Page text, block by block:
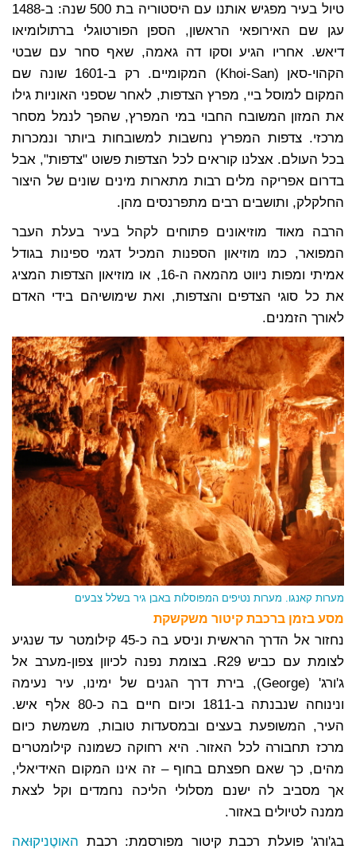
טיול בעיר מפגיש אותנו עם היסטוריה בת 500 שנה: ב-1488
עגן שם האירופאי הראשון, הספן הפורטוגלי ברתולומיאו
דיאש. אחריו הגיע וסקו דה גאמה, שאף סחר עם שבטי
הקהוי-סאן (Khoi-San) המקומיים. רק ב-1601 שונה שם
המקום למוסל ביי, מפרץ הצדפות, לאחר שספני האוניות גילו
את המזון המשובח החבוי במי המפרץ, שהפך לנמל מסחר
מרכזי. צדפות המפרץ נחשבות למשובחות ביותר ונמכרות
בכל העולם. אצלנו קוראים לכל הצדפות פשוט "צדפות", אבל
בדרום אפריקה מלים רבות מתארות מינים שונים של היצור
החלקלק, ותושבים רבים מתפרנסים מהן.
הרבה מאוד מוזיאונים פתוחים לקהל בעיר בעלת העבר
המפואר, כמו מוזיאון הספנות המכיל דגמי ספינות בגודל
אמיתי ומפות ניווט מהמאה ה-16, או מוזיאון הצדפות המציג
את כל סוגי הצדפים והצדפות, ואת שימושיהם בידי האדם
לאורך הזמנים.
מערות קאנגו. מערות נטיפים המפוסלות באבן גיר בשלל צבעים
מסע בזמן ברכבת קיטור משקשקת
נחזור אל הדרך הראשית וניסע בה כ-45 קילומטר עד שנגיע
לצומת עם כביש R29. בצומת נפנה לכיוון צפון-מערב אל
ג'ורג' (George), בירת דרך הגנים של ימינו, עיר נעימה
ונינוחה שנבנתה ב-1811 וכיום חיים בה כ-80 אלף איש.
העיר, המשופעת בעצים ובמסעדות טובות, משמשת כיום
מרכז תחבורה לכל האזור. היא רחוקה כשמונה קילומטרים
מהים, כך שאם חפצתם בחוף – זה אינו המקום האידיאלי,
אך מסביב לה ישנם מסלולי הליכה נחמדים וקל לצאת
ממנה לטיולים באזור.
בג'ורג' פועלת רכבת קיטור מפורסמת: רכבת האוטֶניקוּאה